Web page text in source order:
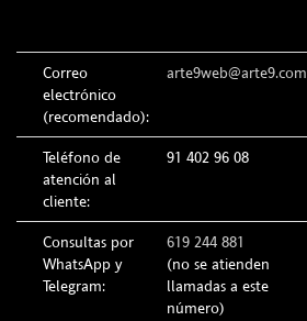
Correo
electrónico
(recomendado):
arte9web@arte9.com
Teléfono de
atención al
cliente:
91 402 96 08
Consultas por
WhatsApp y
Telegram:
619 244 881
(no se atienden
llamadas a este
número)